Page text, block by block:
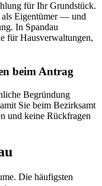
für Ihr Grundstück.
als Eigentümer — und
In Spandau
für Hausverwaltungen,
beim Antrag
Begründung
Sie beim Bezirksamt
und keine Rückfragen
Die häufigsten